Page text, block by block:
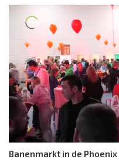
Banenmarkt in de Phoenix